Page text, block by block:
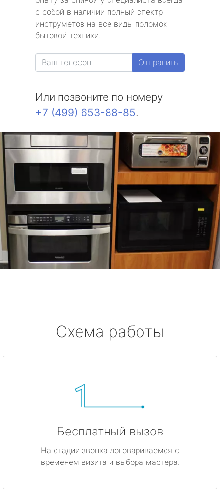
с собой в наличии полный спектр
инструметов на все виды поломок
бытовой техники.
Отправить
Или позвоните по номеру
+7 (499) 653-88-85.
Схема работы
Бесплатный вызов
На стадии звонка договариваемся с
временем визита и выбора мастера.